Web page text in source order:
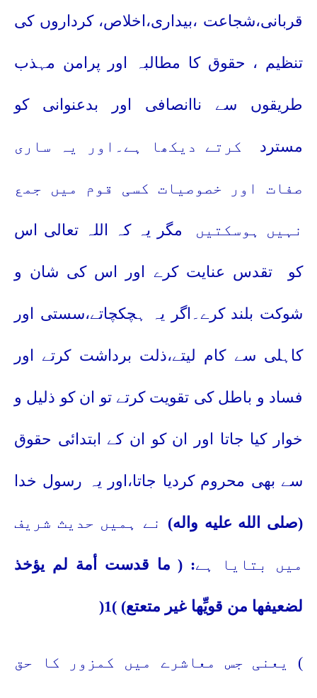
قربانی،شجاعت ،بیداری،اخلاص، کرداروں کی
تنظیم ، حقوق کا مطالبہ اور پرامن مہذب
طریقوں سے ناانصافی اور بدعنوانی کو
مسترد کرتے دیکھا ہے۔اور یہ ساری
صفات اور خصوصیات کسی قوم میں جمع
نہیں ہوسکتیں مگر یہ کہ اللہ تعالی اس
کو تقدس عنایت کرے اور اس کی شان و
شوکت بلند کرے۔اگر یہ ہچکچاتے،سستی اور
کاہلی سے کام لیتے،ذلت برداشت کرتے اور
فساد و باطل کی تقویت کرتے تو ان کو ذلیل و
خوار کیا جاتا اور ان کو ان کے ابتدائی حقوق
سے بھی محروم کردیا جاتا،اور یہ رسول خدا
(صلى الله عليه واله) نے ہمیں حدیث شریف
میں بتایا ہے: ( ما قدست أمة لم يؤخذ
لضعيفها من قويِّها غير متعتع) )
1
(
) یعنی جس معاشرے میں کمزور کا حق